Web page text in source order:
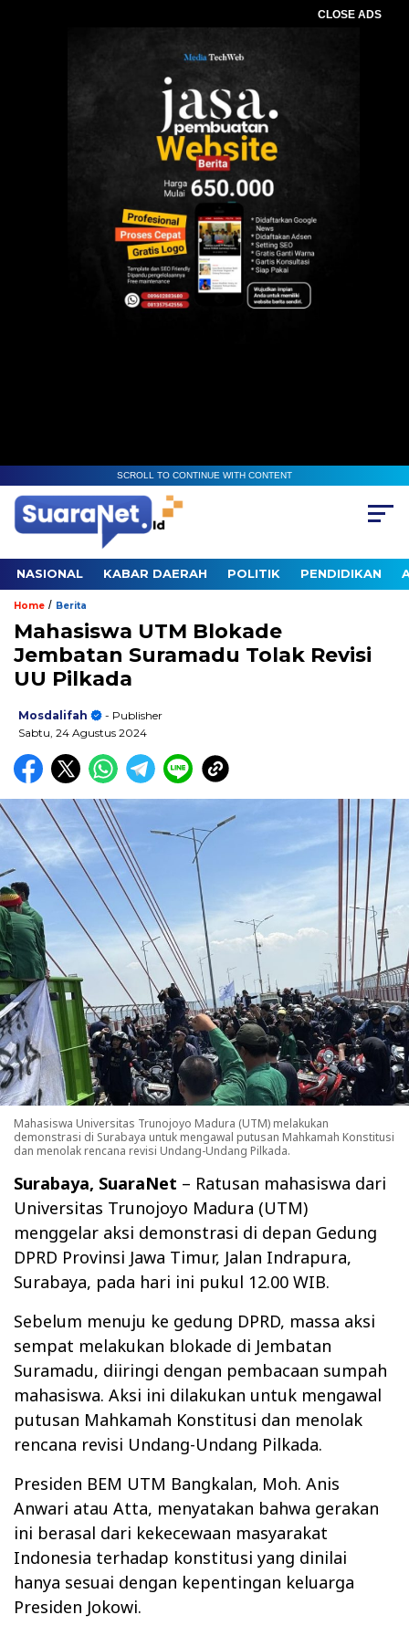
CLOSE ADS
SCROLL TO CONTINUE WITH CONTENT
NASIONAL KABAR DAERAH POLITIK PENDIDIKAN
Home / Berita
Mahasiswa UTM Blokade
Jembatan Suramadu Tolak Revisi
UU Pilkada
Mosdalifah
- Publisher
Sabtu, 24 Agustus 2024
Mahasiswa Universitas Trunojoyo Madura (UTM) melakukan
demonstrasi di Surabaya untuk mengawal putusan Mahkamah Konstitusi
dan menolak rencana revisi Undang-Undang Pilkada.
Surabaya, SuaraNet – Ratusan mahasiswa dari
Universitas Trunojoyo Madura (UTM)
menggelar aksi demonstrasi di depan Gedung
DPRD Provinsi Jawa Timur, Jalan Indrapura,
Surabaya, pada hari ini pukul 12.00 WIB.
Sebelum menuju ke gedung DPRD, massa aksi
sempat melakukan blokade di Jembatan
Suramadu, diiringi dengan pembacaan sumpah
mahasiswa. Aksi ini dilakukan untuk mengawal
putusan Mahkamah Konstitusi dan menolak
rencana revisi Undang-Undang Pilkada.
Presiden BEM UTM Bangkalan, Moh. Anis
Anwari atau Atta, menyatakan bahwa gerakan
ini berasal dari kekecewaan masyarakat
Indonesia terhadap konstitusi yang dinilai
hanya sesuai dengan kepentingan keluarga
Presiden Jokowi.